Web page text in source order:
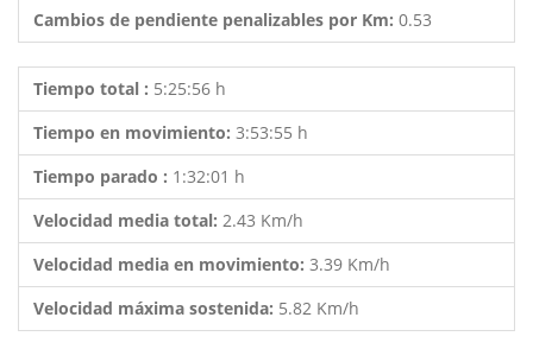
Cambios de pendiente penalizables por Km: 0.53
Tiempo total : 5:25:56 h
Tiempo en movimiento: 3:53:55 h
Tiempo parado : 1:32:01 h
Velocidad media total: 2.43 Km/h
Velocidad media en movimiento: 3.39 Km/h
Velocidad máxima sostenida: 5.82 Km/h